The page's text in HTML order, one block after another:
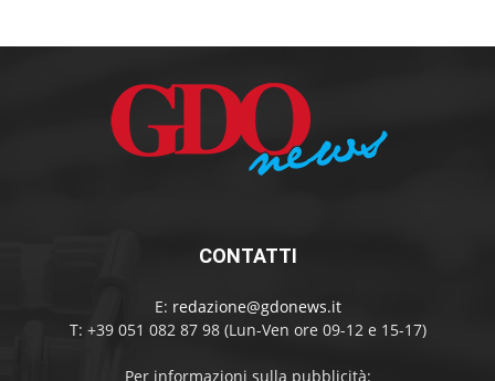
CONTATTI
E: redazione@gdonews.it
T: +39 051 082 87 98 (Lun-Ven ore 09-12 e 15-17)
Per informazioni sulla pubblicità: